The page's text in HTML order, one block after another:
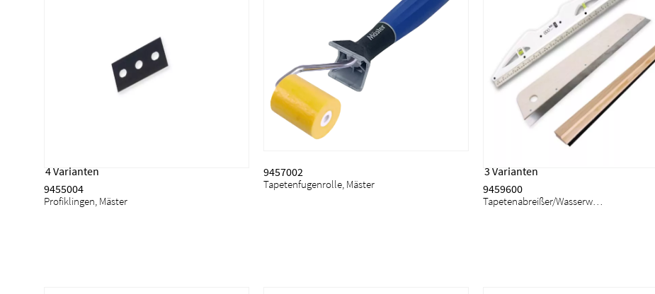
Profiklingen, Mäster
9455004
4 Varianten
Tapetenfugenrolle, Mäster
9457002
Tapetenabreißer/Wasserwaage, Mäster
9459600
3 Varianten